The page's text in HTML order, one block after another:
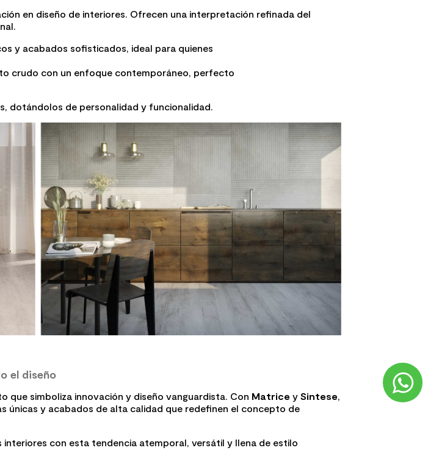
en diseño de interiores. Ofrecen una interpretación refinada del
y acabados sofisticados, ideal para quienes
crudo con un enfoque contemporáneo, perfecto
dotándolos de personalidad y funcionalidad.
el diseño
que simboliza innovación y diseño vanguardista. Con Matrice y Sintese
únicas y acabados de alta calidad que redefinen el concepto de
con esta tendencia atemporal, versátil y llena de estilo